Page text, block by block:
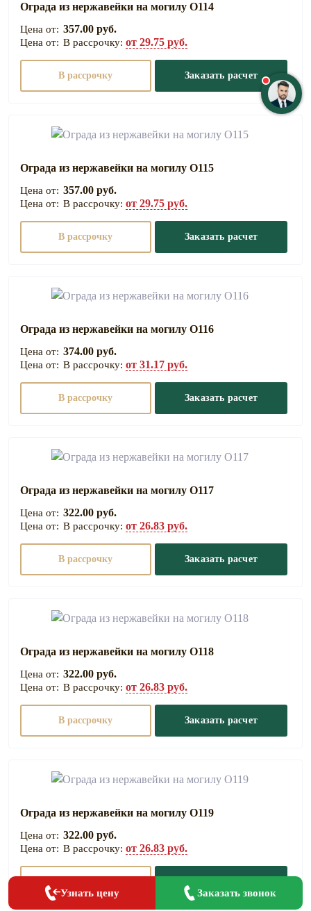
Ограда из нержавейки на могилу О114
357.00 руб.
В рассрочку: от 29.75 руб.
В рассрочку Заказать расчет
Ограда из нержавейки на могилу О115
357.00 руб.
В рассрочку: от 29.75 руб.
В рассрочку Заказать расчет
Ограда из нержавейки на могилу О116
374.00 руб.
В рассрочку: от 31.17 руб.
В рассрочку Заказать расчет
Ограда из нержавейки на могилу О117
322.00 руб.
В рассрочку: от 26.83 руб.
В рассрочку Заказать расчет
Ограда из нержавейки на могилу О118
322.00 руб.
В рассрочку: от 26.83 руб.
В рассрочку Заказать расчет
Ограда из нержавейки на могилу О119
322.00 руб.
В рассрочку: от 26.83 руб.
Узнать цену Заказать звонок